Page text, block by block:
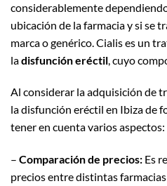
considerablemente
ubicación de la farmacia y si se
marca o genérico. Cialis es un
ladisfunción eréctil , cuyo
Al considerar la adquisición de
la disfunción eréctil en Ibiza de
tener en cuenta varios aspectos:
– Comparación de precios: Es
precios entre distintas